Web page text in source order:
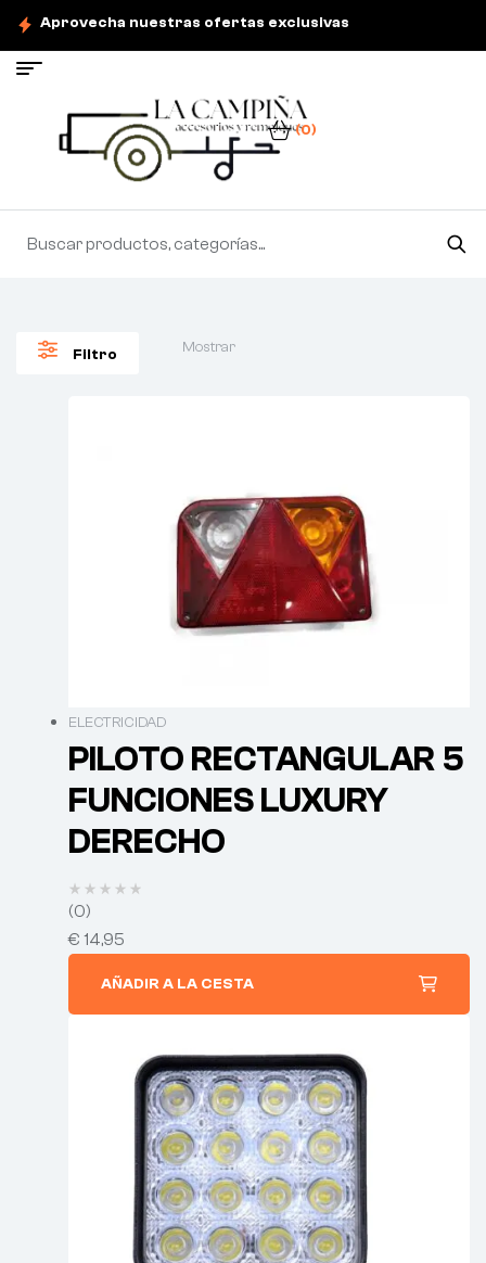
Aprovecha nuestras ofertas exclusivas
(0)
Filtro Mostrar
ELECTRICIDAD
PILOTO RECTANGULAR 5
FUNCIONES LUXURY
DERECHO
(0)
€ 14,95
AÑADIR A LA CESTA